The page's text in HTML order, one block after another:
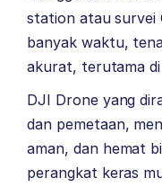
station atau survei
banyak waktu,
akurat, terutama di
DJI Drone yang
dan pemetaan,
aman, dan hemat
perangkat keras